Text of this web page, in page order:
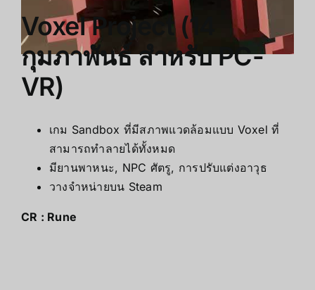
Voxel Project (14
กุมภาพันธ์ สำหรับ PC-
VR)
เกม Sandbox ที่มีสภาพแวดล้อมแบบ Voxel ที่
สามารถทำลายได้ทั้งหมด
มียานพาหนะ, NPC ศัตรู, การปรับแต่งอาวุธ
วางจำหน่ายบน Steam
CR : Rune